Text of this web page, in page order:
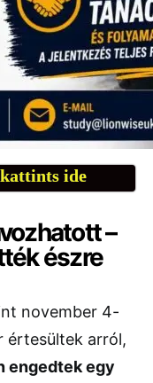
ide
–
észre
november 4-
értesültek arról,
engedtek egy